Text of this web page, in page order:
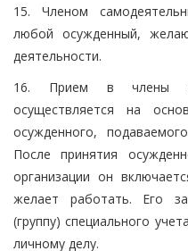
15. Членом
любой осужденный,
деятельности.
16. Прием в члены
осуществляется на
осужденного,
После принятия
организации он
желает работать. Его
(группу) специального
личному делу.